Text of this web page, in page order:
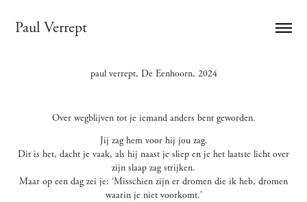
Paul Verrept
paul verrept, De Eenhoorn, 2024
Over wegblijven tot je iemand anders bent geworden.
Jij zag hem voor hij jou zag.
Dit is het, dacht je vaak, als hij naast je sliep en je het laatste licht over
zijn slaap zag strijken.
Maar op een dag zei je: ‘Misschien zijn er dromen die ik heb, dromen
waarin je niet voorkomt.’